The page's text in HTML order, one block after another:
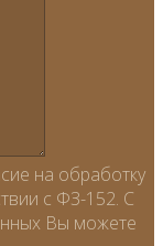
на обработку
с ФЗ-152. С
Вы можете